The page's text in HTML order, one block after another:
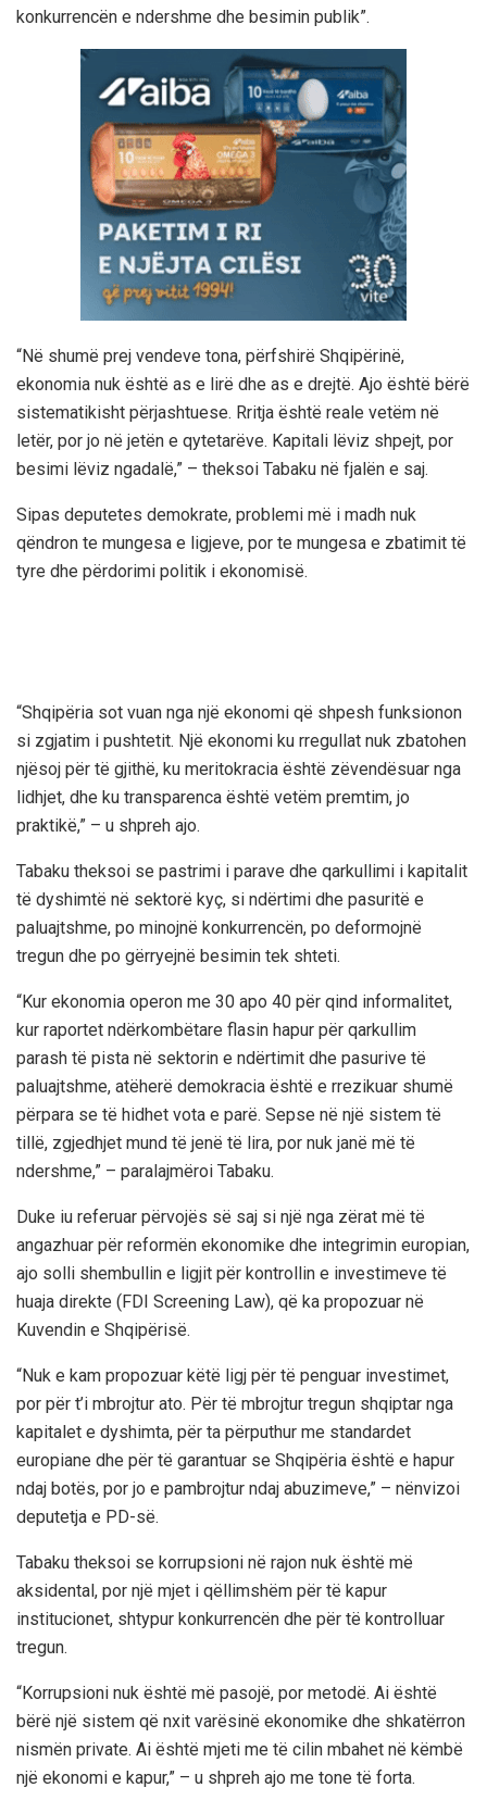
konkurrencën e ndershme dhe besimin publik”.
“Në shumë prej vendeve tona, përfshirë Shqipërinë,
ekonomia nuk është as e lirë dhe as e drejtë. Ajo është bërë
sistematikisht përjashtuese. Rritja është reale vetëm në
letër, por jo në jetën e qytetarëve. Kapitali lëviz shpejt, por
besimi lëviz ngadalë,” – theksoi Tabaku në fjalën e saj.
Sipas deputetes demokrate, problemi më i madh nuk
qëndron te mungesa e ligjeve, por te mungesa e zbatimit të
tyre dhe përdorimi politik i ekonomisë.
“Shqipëria sot vuan nga një ekonomi që shpesh funksionon
si zgjatim i pushtetit. Një ekonomi ku rregullat nuk zbatohen
njësoj për të gjithë, ku meritokracia është zëvendësuar nga
lidhjet, dhe ku transparenca është vetëm premtim, jo
praktikë,” – u shpreh ajo.
Tabaku theksoi se pastrimi i parave dhe qarkullimi i kapitalit
të dyshimtë në sektorë kyç, si ndërtimi dhe pasuritë e
paluajtshme, po minojnë konkurrencën, po deformojnë
tregun dhe po gërryejnë besimin tek shteti.
“Kur ekonomia operon me 30 apo 40 për qind informalitet,
kur raportet ndërkombëtare flasin hapur për qarkullim
parash të pista në sektorin e ndërtimit dhe pasurive të
paluajtshme, atëherë demokracia është e rrezikuar shumë
përpara se të hidhet vota e parë. Sepse në një sistem të
tillë, zgjedhjet mund të jenë të lira, por nuk janë më të
ndershme,” – paralajmëroi Tabaku.
Duke iu referuar përvojës së saj si një nga zërat më të
angazhuar për reformën ekonomike dhe integrimin europian,
ajo solli shembullin e ligjit për kontrollin e investimeve të
huaja direkte (FDI Screening Law), që ka propozuar në
Kuvendin e Shqipërisë.
“Nuk e kam propozuar këtë ligj për të penguar investimet,
por për t’i mbrojtur ato. Për të mbrojtur tregun shqiptar nga
kapitalet e dyshimta, për ta përputhur me standardet
europiane dhe për të garantuar se Shqipëria është e hapur
ndaj botës, por jo e pambrojtur ndaj abuzimeve,” – nënvizoi
deputetja e PD-së.
Tabaku theksoi se korrupsioni në rajon nuk është më
aksidental, por një mjet i qëllimshëm për të kapur
institucionet, shtypur konkurrencën dhe për të kontrolluar
tregun.
“Korrupsioni nuk është më pasojë, por metodë. Ai është
bërë një sistem që nxit varësinë ekonomike dhe shkatërron
nismën private. Ai është mjeti me të cilin mbahet në këmbë
një ekonomi e kapur,” – u shpreh ajo me tone të forta.